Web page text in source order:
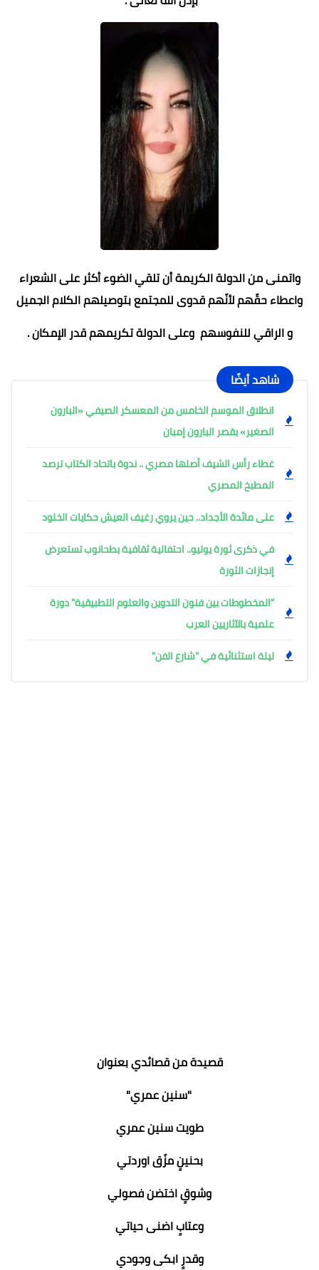
واتمنى من الدولة الكريمة أن تلقي الضوء أكثر على الشعراء
واعطاء حقّهم لأنّهم قدوى للمجتمع بتوصيلهم الكلام الجميل
و الراقي للنفوسهم وعلى الدولة تكريمهم قدر الإمكان .
شاهد أيضًا
انطلاق الموسم الخامس من المعسكر الصيفي «البارون
الصغير» بقصر البارون إمبان
غطاء رأس الشيف أصلها مصري .. ندوة باتحاد الكتاب ترصد
المطبخ المصري
على مائدة الأجداد.. حين يروي رغيف العيش حكايات الخلود
في ذكرى ثورة يوليو.. احتفالية ثقافية بطحانوب تستعرض
إنجازات الثورة
"المخطوطات بين فنون التدوين والعلوم التطبيقية" دورة
علمية بالآثاريين العرب
ليلة استثنائية في "شارع الفن"
قصيدة من قصائدي بعنوان
"سنين عمري"
طويت سنين عمري
بحنينٍ مزّق اوردتي
وشوقٍ اختضن فصولي
وعتابٍ اضنى حياتي
وقدرٍ ابكى وجودي